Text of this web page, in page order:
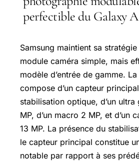
perfectible du Galaxy
Samsung maintient sa
module caméra simple, mais
modèle d’entrée de gamme.
compose d’un capteur
stabilisation optique, d’un
MP, d’un macro 2 MP, et d’un
13 MP. La présence du
le capteur principal constitue
notable par rapport à ses